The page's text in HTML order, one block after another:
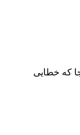
که خطایی